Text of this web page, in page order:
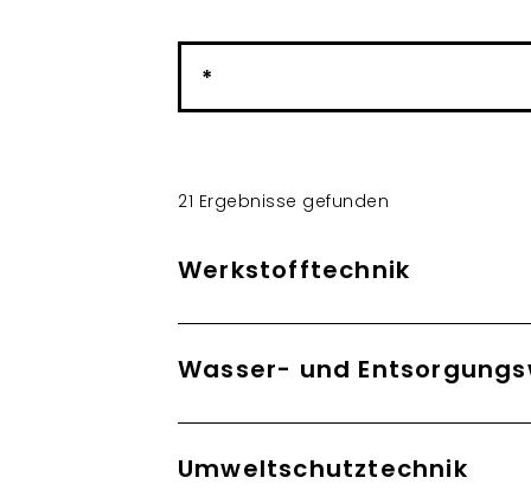
Label
21 Ergebnisse gefunden
Werkstofftechnik
Wasser- und
Umweltschutztechnik